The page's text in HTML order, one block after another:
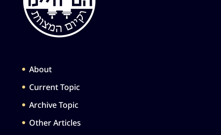
About
Current Topic
Archive Topic
Other Articles